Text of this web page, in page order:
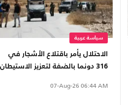
سياسة عربية
الاحتلال يأمر باقتلاع الأشجار في
316 دونما بالضفة لتعزيز الاستيطان
07-Aug-26 06:44 AM